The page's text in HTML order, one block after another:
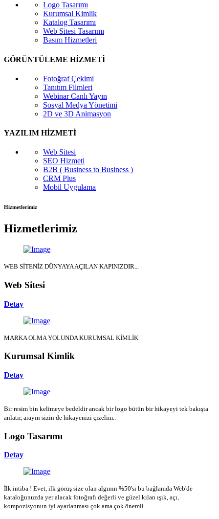
Logo Tasarımı
Kurumsal Kimlik
Katalog Tasarımı
Web Sitesi Tasarımı
Basım Hizmetleri
GÖRÜNTÜLEME HİZMETİ
Fotoğraf Çekimi
Tanıtım Filmleri
Webinar Canlı Yayın
Sosyal Medya Yönetimi
2D ve 3D Animasyon
YAZILIM HİZMETİ
Web Sitesi
SEO Hizmeti
B2B ( Business to Business )
CRM Plus
Mobil Uygulama
Hizmetlerimiz
Hizmetlerimiz
WEB SİTENİZ DÜNYAYA AÇILAN KAPINIZDIR...
Web Sitesi
Detay
MARKA OLMA YOLUNDA KURUMSAL KİMLİK
Kurumsal Kimlik
Detay
Bir resim bin kelimeye bedeldir ancak bir logo bütün bir hikayeyi tek bakışta
anlatır, arayın sizin de hikayenizi çizelim..
Logo Tasarımı
Detay
İlk intiba ! Evet, ilk görüş size olan algının %50'si bu bağlamda Web'de
kataloğunuzda yer alacak fotoğrafı değerli ve güzel kılan ışık, açı,
kompozisyonun iyi ayarlanması çok ama çok önemli